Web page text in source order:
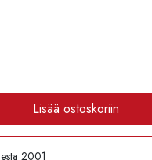
Lisää ostoskoriin
2001